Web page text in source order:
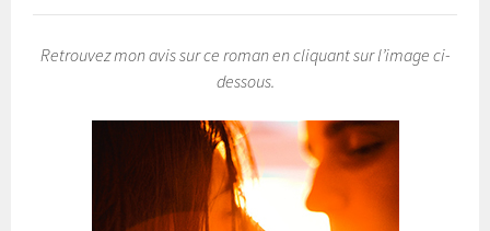
Retrouvez mon avis sur ce roman en cliquant sur l’image ci-
dessous.